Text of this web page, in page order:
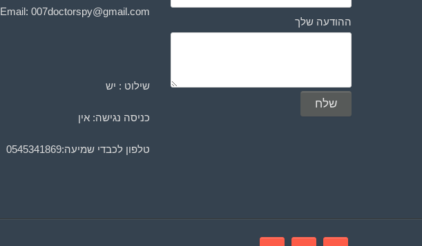
Email: 007doctorspy@gmail.com
שילוט : יש
כניסה נגישה: אין
טלפון לכבדי שמיעה:0545341869
ההודעה שלך